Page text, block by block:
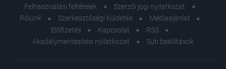
Felhasználási feltételek
Szerzői jogi nyilatkozat
Rólunk
Szerkesztőségi küldetés
Médiaajánlat
Előfizetés
Kapcsolat
RSS
Akadálymentesítési nyilatkozat
Süti beállítások